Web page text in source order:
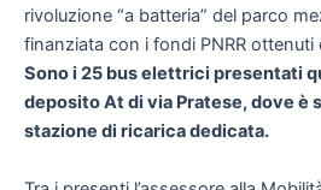
rivoluzione “a batteria” del parco
finanziata con i fondi PNRR ottenuti
Sono i 25 bus elettrici presentati
deposito At di via Pratese, dove è
stazione di ricarica dedicata.